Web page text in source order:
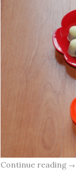
Continue reading →